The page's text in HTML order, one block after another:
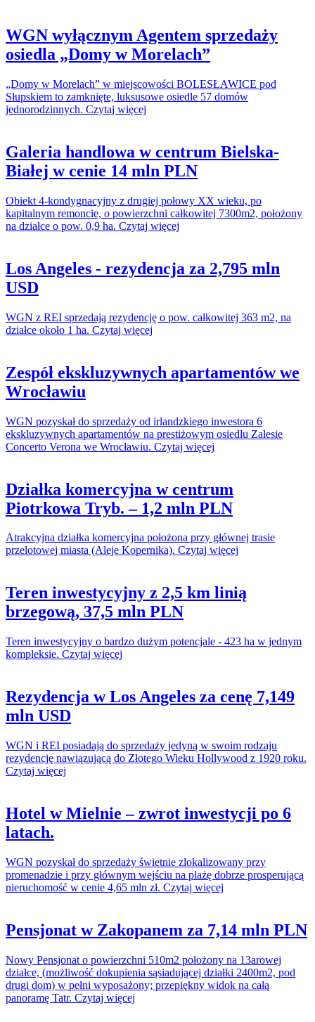
WGN wyłącznym Agentem sprzedaży
osiedla „Domy w Morelach”
„Domy w Morelach” w miejscowości BOLESŁAWICE pod
Słupskiem to zamknięte, luksusowe osiedle 57 domów
jednorodzinnych. Czytaj więcej
Galeria handlowa w centrum Bielska-
Białej w cenie 14 mln PLN
Obiekt 4-kondygnacyjny z drugiej połowy XX wieku, po
kapitalnym remoncie, o powierzchni całkowitej 7300m2, położony
na działce o pow. 0,9 ha. Czytaj więcej
Los Angeles - rezydencja za 2,795 mln
USD
WGN z REI sprzedają rezydencję o pow. całkowitej 363 m2, na
działce około 1 ha. Czytaj więcej
Zespół ekskluzywnych apartamentów we
Wrocławiu
WGN pozyskał do sprzedaży od irlandzkiego inwestora 6
ekskluzywnych apartamentów na prestiżowym osiedlu Zalesie
Concerto Verona we Wrocławiu. Czytaj więcej
Działka komercyjna w centrum
Piotrkowa Tryb. – 1,2 mln PLN
Atrakcyjna działka komercyjna położona przy głównej trasie
przelotowej miasta (Aleje Kopernika). Czytaj więcej
Teren inwestycyjny z 2,5 km linią
brzegową, 37,5 mln PLN
Teren inwestycyjny o bardzo dużym potencjale - 423 ha w jednym
kompleksie. Czytaj więcej
Rezydencja w Los Angeles za cenę 7,149
mln USD
WGN i REI posiadają do sprzedaży jedyną w swoim rodzaju
rezydencję nawiązującą do Złotego Wieku Hollywood z 1920 roku.
Czytaj więcej
Hotel w Mielnie – zwrot inwestycji po 6
latach.
WGN pozyskał do sprzedaży świetnie zlokalizowany przy
promenadzie i przy głównym wejściu na plażę dobrze prosperującą
nieruchomość w cenie 4,65 mln zł. Czytaj więcej
Pensjonat w Zakopanem za 7,14 mln PLN
Nowy Pensjonat o powierzchni 510m2 położony na 13arowej
działce, (możliwość dokupienia sąsiadującej działki 2400m2, pod
drugi dom) w pełni wyposażony; przepiękny widok na całą
panoramę Tatr. Czytaj więcej